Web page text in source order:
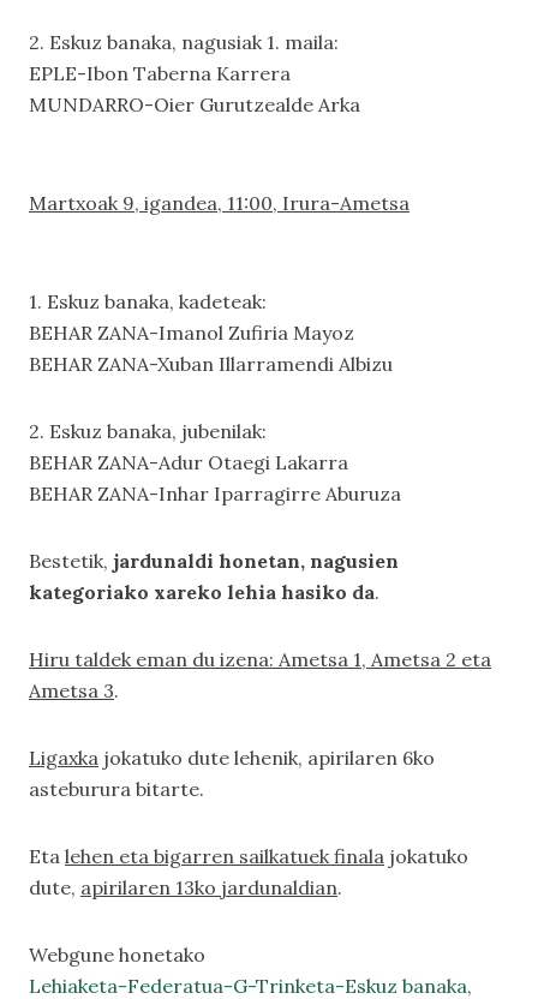
2. Eskuz banaka, nagusiak 1. maila:
EPLE-Ibon Taberna Karrera
MUNDARRO-Oier Gurutzealde Arka
Martxoak 9, igandea, 11:00, Irura-Ametsa
1. Eskuz banaka, kadeteak:
BEHAR ZANA-Imanol Zufiria Mayoz
BEHAR ZANA-Xuban Illarramendi Albizu
2. Eskuz banaka, jubenilak:
BEHAR ZANA-Adur Otaegi Lakarra
BEHAR ZANA-Inhar Iparragirre Aburuza
Bestetik, jardunaldi honetan, nagusien
kategoriako xareko lehia hasiko da.
Hiru taldek eman du izena: Ametsa 1, Ametsa 2 eta
Ametsa 3.
Ligaxka jokatuko dute lehenik, apirilaren 6ko
asteburura bitarte.
Eta lehen eta bigarren sailkatuek finala jokatuko
dute, apirilaren 13ko jardunaldian.
Webgune honetako
Lehiaketa-Federatua-G-Trinketa-Eskuz banaka,